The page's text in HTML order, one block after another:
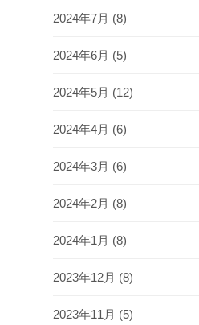
2024年7月 (8)
2024年6月 (5)
2024年5月 (12)
2024年4月 (6)
2024年3月 (6)
2024年2月 (8)
2024年1月 (8)
2023年12月 (8)
2023年11月 (5)